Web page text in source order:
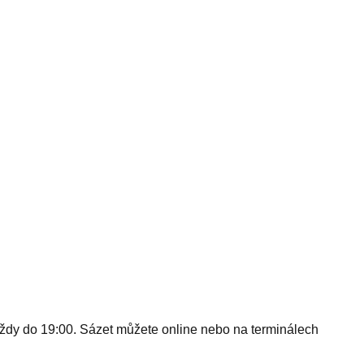
do 19:00. Sázet můžete online nebo na terminálech